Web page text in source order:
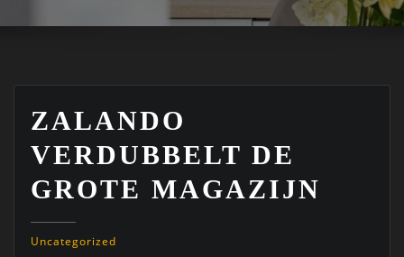
ZALANDO
VERDUBBELT DE
GROTE MAGAZIJN
Uncategorized